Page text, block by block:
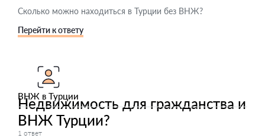
Сколько можно находиться в Турции без ВНЖ?
Перейти к ответу
ВНЖ в Турции
Недвижимость для гражданства и
ВНЖ Турции?
1 ответ